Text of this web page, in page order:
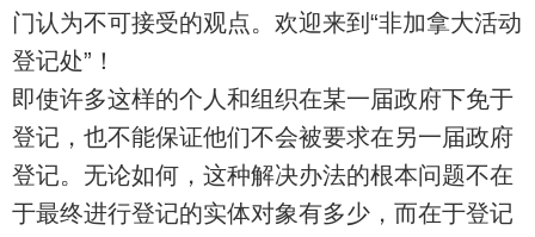
门认为不可接受的观点。欢迎来到“非加拿大活动
登记处”！
即使许多这样的个人和组织在某一届政府下免于
登记，也不能保证他们不会被要求在另一届政府
登记。无论如何，这种解决办法的根本问题不在
于最终进行登记的实体对象有多少，而在于登记